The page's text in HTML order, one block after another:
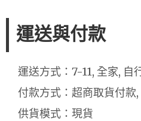
運送與付款
運送方式：7-11, 全家, 自
付款方式：超商取貨付款
供貨模式：現貨